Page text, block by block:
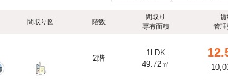
間取り図 階数
間取り
専有面積
賃
管理
2階
1LDK
49.72㎡